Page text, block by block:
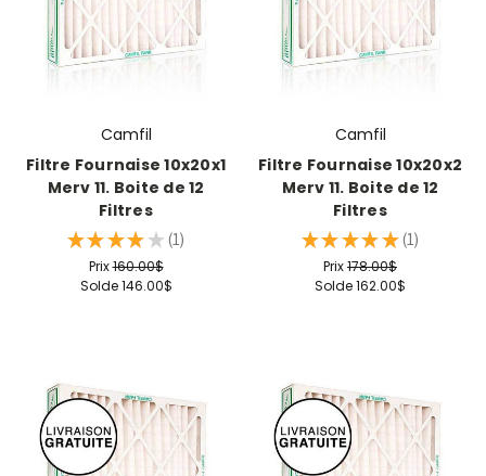
Camfil
Filtre Fournaise 10x20x1
Merv 11. Boite de 12
Filtres
★ ★ ★ ★ ★ 1
1
Prix160.00$
Solde146.00$
Camfil
Filtre Fournaise 10x20x2
Merv 11. Boite de 12
Filtres
★ ★ ★ ★ ★ 1
1
Prix178.00$
Solde162.00$